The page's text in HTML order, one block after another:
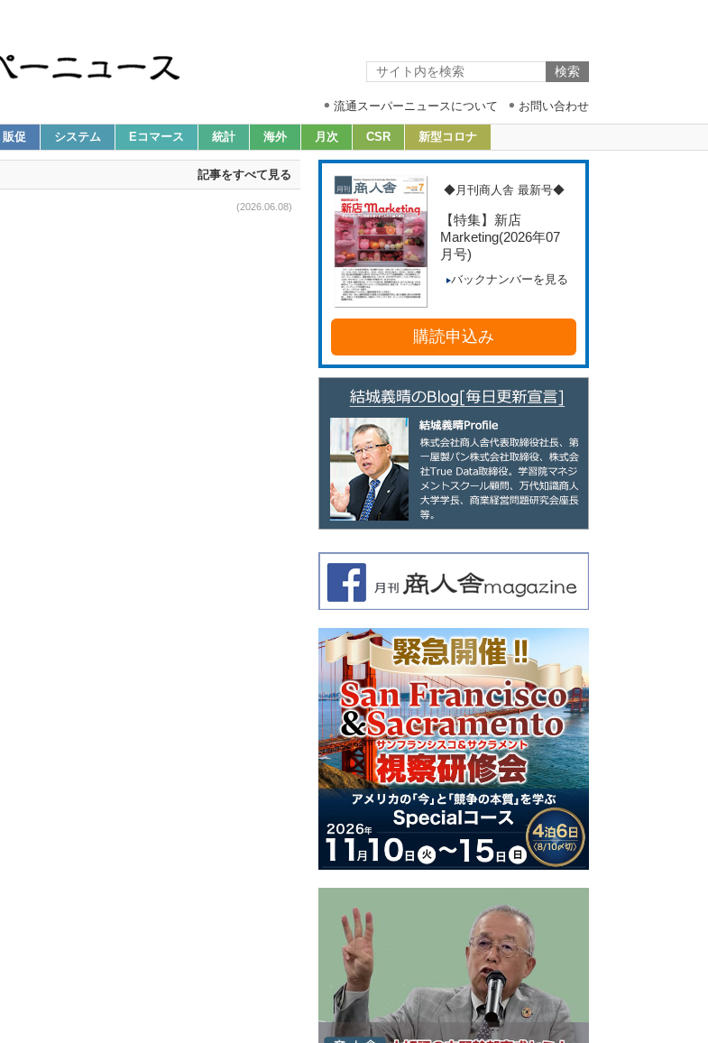
流通スーパーニュースについて お問い合わせ
販促 システム Eコマース 統計 海外 月次 CSR 新型コロナ
記事をすべて見る
(2026.06.08)
◆月刊商人舎 最新号◆
【特集】新店
Marketing(2026年07
月号)
バックナンバーを見る
購読申込み